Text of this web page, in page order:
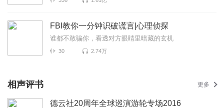
FBI教你一分钟识破谎言|心理侦探
谁都不敢骗你，看透对方眼睛里暗藏的玄机
30 2.74万
相声评书 更多
德云社20周年全球巡演游轮专场2016